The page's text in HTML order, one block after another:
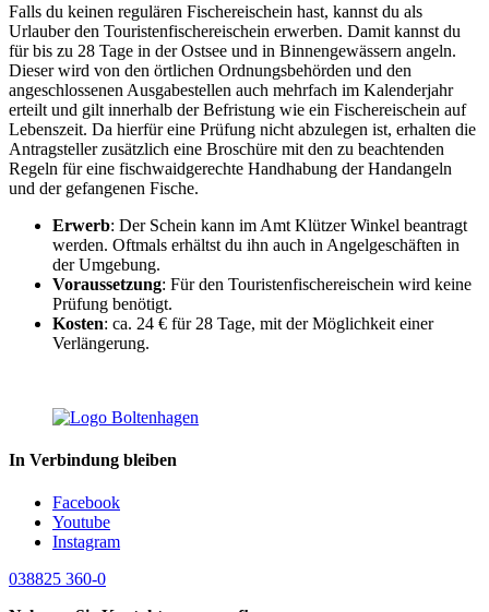
Falls du keinen regulären Fischereischein hast, kannst du als
Urlauber den Touristenfischereischein erwerben. Damit kannst du
für bis zu 28 Tage in der Ostsee und in Binnengewässern angeln.
Dieser wird von den örtlichen Ordnungsbehörden und den
angeschlossenen Ausgabestellen auch mehrfach im Kalenderjahr
erteilt und gilt innerhalb der Befristung wie ein Fischereischein auf
Lebenszeit. Da hierfür eine Prüfung nicht abzulegen ist, erhalten die
Antragsteller zusätzlich eine Broschüre mit den zu beachtenden
Regeln für eine fischwaidgerechte Handhabung der Handangeln
und der gefangenen Fische.
Erwerb: Der Schein kann im Amt Klützer Winkel beantragt
werden. Oftmals erhältst du ihn auch in Angelgeschäften in
der Umgebung.
Voraussetzung: Für den Touristenfischereischein wird keine
Prüfung benötigt.
Kosten: ca. 24 € für 28 Tage, mit der Möglichkeit einer
Verlängerung.
In Verbindung bleiben
Facebook
Youtube
Instagram
038825 360-0